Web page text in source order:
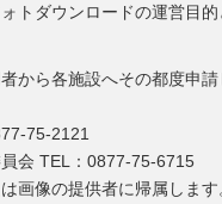
トダウンロードの運営目
から各施設へその都度申
75-2121
会 TEL：0877-75-6715
画像の提供者に帰属しま